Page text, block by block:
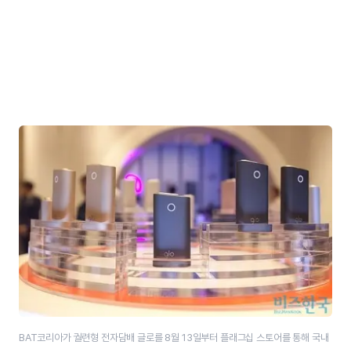
BAT코리아가 궐련형 전자담배 글로를 8월 13일부터 플래그십 스토어를 통해 국내